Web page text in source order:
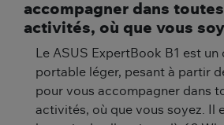
accompagner dans
activités, où que vous
Le ASUS ExpertBook B1 est
portable léger, pesant à partir
pour vous accompagner dans
activités, où que vous soyez. Il